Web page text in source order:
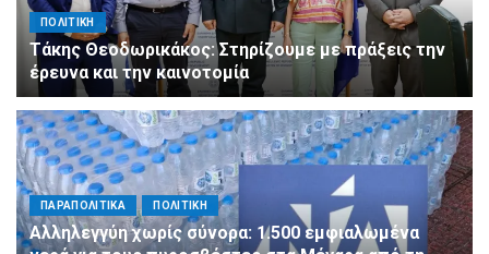
ΠΟΛΙΤΙΚΗ
Τάκης Θεοδωρικάκος: Στηρίζουμε με πράξεις την
έρευνα και την καινοτομία
ΠΑΡΑΠΟΛΙΤΙΚΑ ΠΟΛΙΤΙΚΗ
Αλληλεγγύη χωρίς σύνορα: 1.500 εμφιαλωμένα